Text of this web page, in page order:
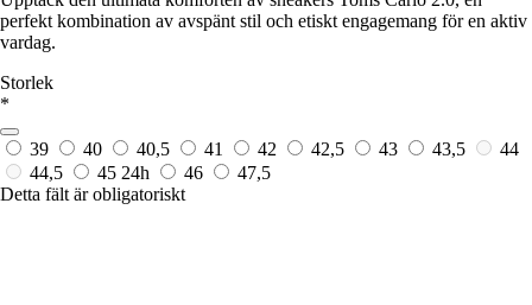
perfekt kombination av avspänt stil och etiskt engagemang för en aktiv
vardag.
Storlek
*
39 40 40,5 41 42 42,5 43 43,5
44
44,5
45 24h 46
47,5
Detta fält är obligatoriskt